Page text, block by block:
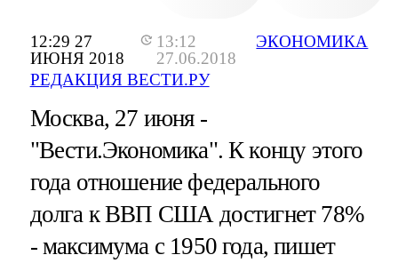
12:29 27
ИЮНЯ 2018
13:12
27.06.2018
РЕДАКЦИЯ ВЕСТИ.РУ
ЭКОНОМИКА
Москва, 27 июня -
"Вести.Экономика".К концу этого
года отношение федерального
долга к ВВП США достигнет 78%
- максимума с 1950 года, пишет